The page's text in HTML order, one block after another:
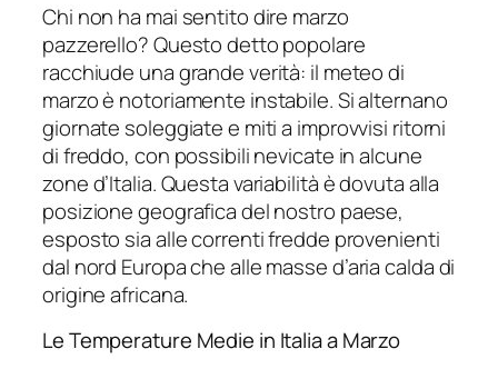
Chi non ha mai sentito dire marzo
pazzerello? Questo detto popolare
racchiude una grande verità: il meteo di
marzo è notoriamente instabile. Si alternano
giornate soleggiate e miti a improvvisi ritorni
di freddo, con possibili nevicate in alcune
zone d’Italia. Questa variabilità è dovuta alla
posizione geografica del nostro paese,
esposto sia alle correnti fredde provenienti
dal nord Europa che alle masse d’aria calda di
origine africana.
Le Temperature Medie in Italia a Marzo